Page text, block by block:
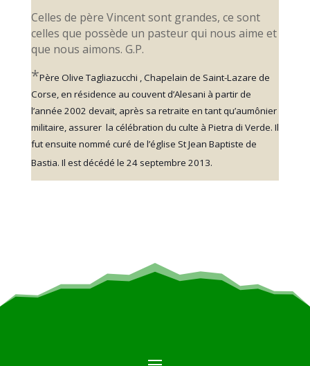
Celles de père Vincent sont grandes, ce sont
celles que possède un pasteur qui nous aime et
que nous aimons. G.P.
*Père Olive Tagliazucchi , Chapelain de Saint-Lazare de
Corse, en résidence au couvent d’Alesani à partir de
l’année 2002 devait, après sa retraite en tant qu’aumônier
militaire, assurer la célébration du culte à Pietra di Verde. Il
fut ensuite nommé curé de l’église St Jean Baptiste de
Bastia. Il est décédé le 24 septembre 2013.